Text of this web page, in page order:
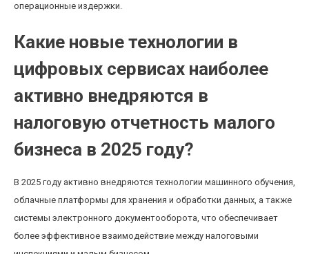
операционные издержки.
Какие новые технологии в
цифровых сервисах наиболее
активно внедряются в
налоговую отчетность малого
бизнеса в 2025 году?
В 2025 году активно внедряются технологии машинного обучения,
облачные платформы для хранения и обработки данных, а также
системы электронного документооборота, что обеспечивает
более эффективное взаимодействие между налоговыми